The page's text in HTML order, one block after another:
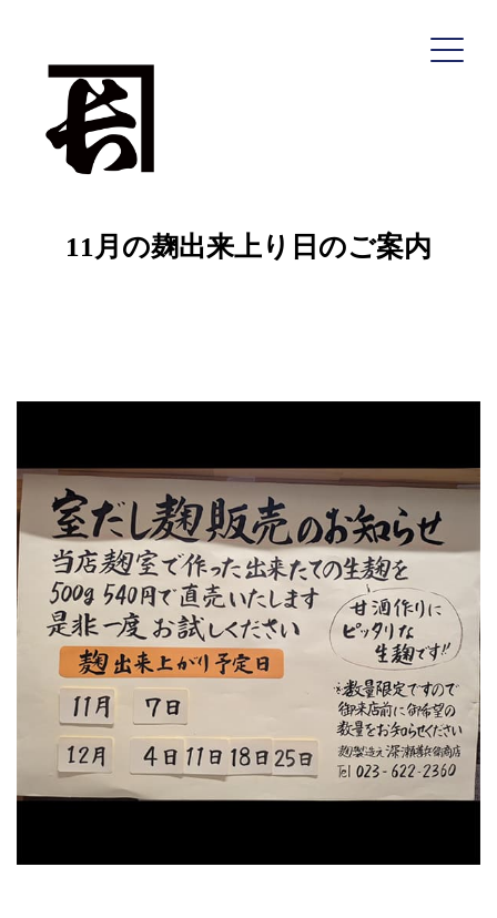
深瀬善兵衛商店
HOME
オンラインショップ（Yahoo店）
おたより
カネチョウたより
レシピ
11月の麹出来上り日のご案内